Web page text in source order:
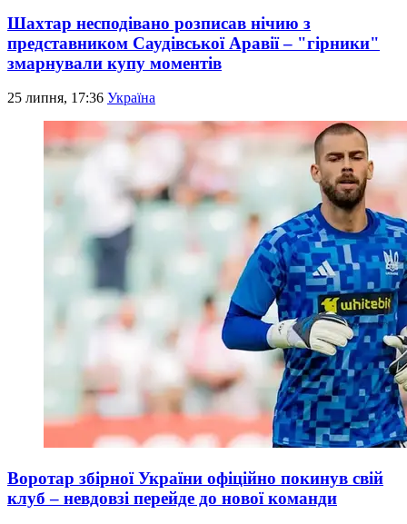
Шахтар несподівано розписав нічию з
представником Саудівської Аравії – "гірники"
змарнували купу моментів
25 липня, 17:36 Україна
Воротар збірної України офіційно покинув свій
клуб – невдовзі перейде до нової команди